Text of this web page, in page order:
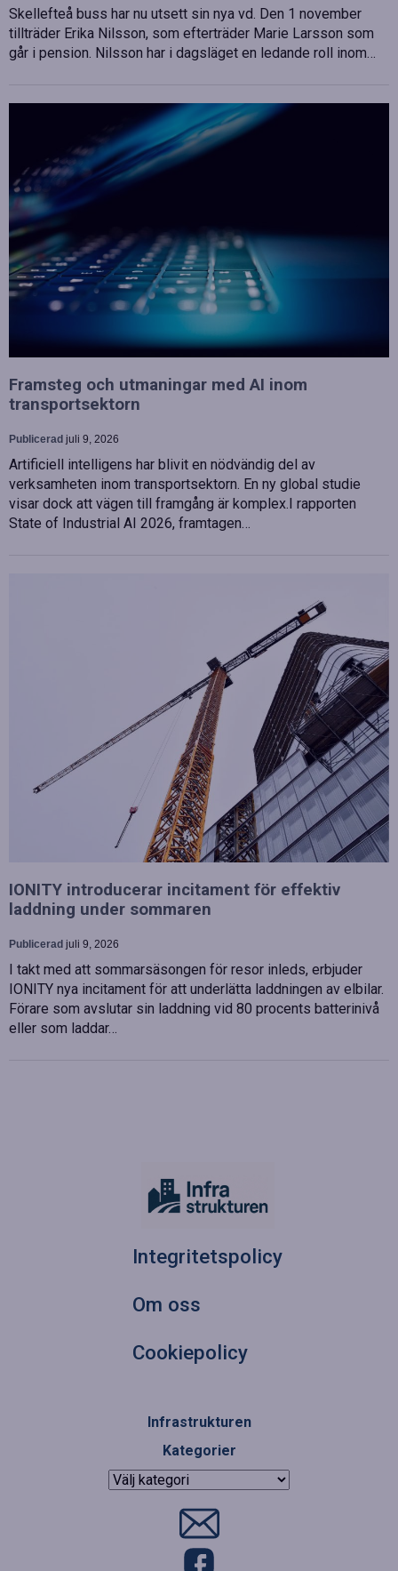
Skellefteå buss har nu utsett sin nya vd. Den 1 november
tillträder Erika Nilsson, som efterträder Marie Larsson som
går i pension. Nilsson har i dagsläget en ledande roll inom…
Framsteg och utmaningar med AI inom
transportsektorn
Publicerad juli 9, 2026
Artificiell intelligens har blivit en nödvändig del av
verksamheten inom transportsektorn. En ny global studie
visar dock att vägen till framgång är komplex.I rapporten
State of Industrial AI 2026, framtagen…
IONITY introducerar incitament för effektiv
laddning under sommaren
Publicerad juli 9, 2026
I takt med att sommarsäsongen för resor inleds, erbjuder
IONITY nya incitament för att underlätta laddningen av elbilar.
Förare som avslutar sin laddning vid 80 procents batterinivå
eller som laddar…
Integritetspolicy
Om oss
Cookiepolicy
Infrastrukturen
Kategorier
Kategorier